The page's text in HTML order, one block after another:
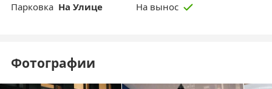
Парковка На Улице На вынос
Фотографии